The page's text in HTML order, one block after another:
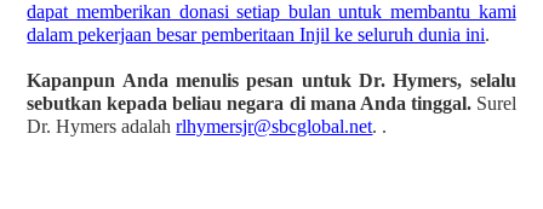
dapat memberikan donasi setiap bulan untuk membantu kami
dalam pekerjaan besar pemberitaan Injil ke seluruh dunia ini.
Kapanpun Anda menulis pesan untuk Dr. Hymers, selalu
sebutkan kepada beliau negara di mana Anda tinggal. Surel
Dr. Hymers adalahrlhymersjr@sbcglobal.net. .